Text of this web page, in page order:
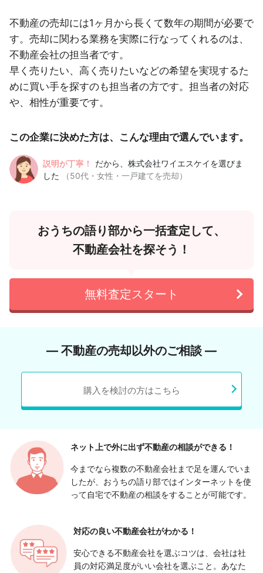
不動産の売却には1ヶ月から長くて数年の期間が必要で
す。売却に関わる業務を実際に行なってくれるのは、
不動産会社の担当者です。
早く売りたい、高く売りたいなどの希望を実現するた
めに買い手を探すのも担当者の方です。担当者の対応
や、相性が重要です。
この企業に決めた方は、こんな理由で選んでいます。
説明が丁寧！
だから、株式会社ワイエスケイを選びま
した
（50代・女性・一戸建てを売却）
おうちの語り部から一括査定して、
不動産会社を探そう！
無料査定スタート
― 不動産の売却以外のご相談 ―
購入を検討の方はこちら
ネット上で外に出ず不動産の相談ができる！
今までなら複数の不動産会社まで足を運んでいま
したが、おうちの語り部ではインターネットを使
って自宅で不動産の相談をすることが可能です。
対応の良い不動産会社がわかる！
安心できる不動産会社を選ぶコツは、会社は社
員の対応満足度がいい会社を選ぶこと。あなた